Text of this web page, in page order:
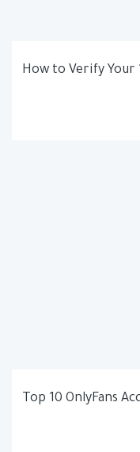
How to Verify Your
Top 10 OnlyFans